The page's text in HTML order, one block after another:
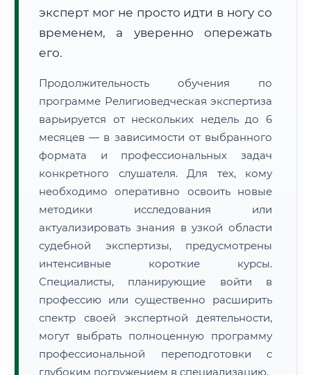
Нажмите на документ для увеличения и просмотра
эксперт мог не просто идти в ногу со
временем, а уверенно опережать
его.
Продолжительность обучения по
программе Религиоведческая экспертиза
варьируется от нескольких недель до 6
месяцев — в зависимости от выбранного
формата и профессиональных задач
конкретного слушателя. Для тех, кому
необходимо оперативно освоить новые
методики исследования или
актуализировать знания в узкой области
судебной экспертизы, предусмотрены
интенсивные короткие курсы.
Специалисты, планирующие войти в
профессию или существенно расширить
спектр своей экспертной деятельности,
могут выбрать полноценную программу
профессиональной переподготовки с
глубоким погружением в специализацию.